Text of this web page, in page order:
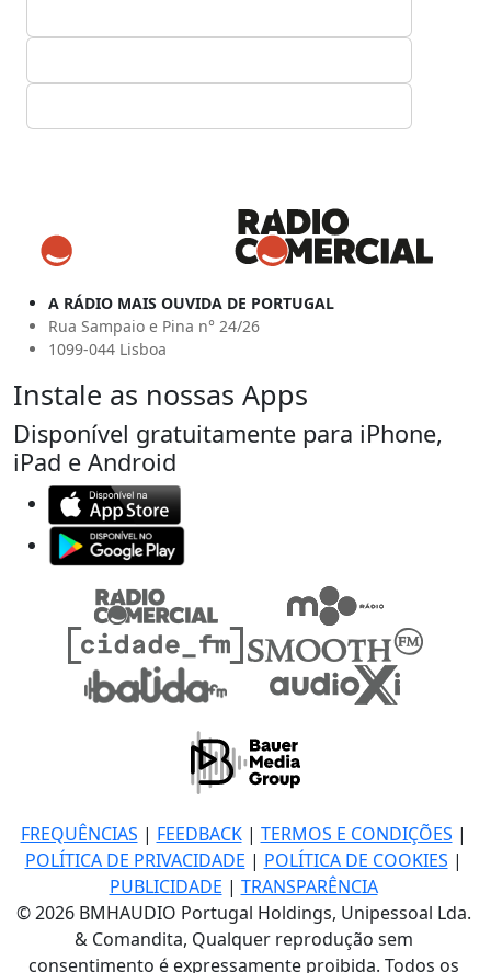
A RÁDIO MAIS OUVIDA DE PORTUGAL
Rua Sampaio e Pina n° 24/26
1099-044 Lisboa
Instale as nossas Apps
Disponível gratuitamente para iPhone,
iPad e Android
FREQUÊNCIAS | FEEDBACK| TERMOS E CONDIÇÕES |
POLÍTICA DE PRIVACIDADE | POLÍTICA DE COOKIES |
PUBLICIDADE | TRANSPARÊNCIA
© 2026 BMHAUDIO Portugal Holdings, Unipessoal Lda.
& Comandita, Qualquer reprodução sem
consentimento é expressamente proibida. Todos os